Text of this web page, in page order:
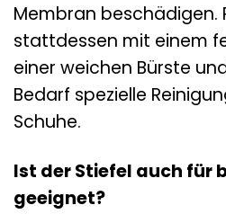
Membran beschädigen.
stattdessen mit einem
einer weichen Bürste
Bedarf spezielle
Schuhe.
Ist der Stiefel auch für
geeignet?